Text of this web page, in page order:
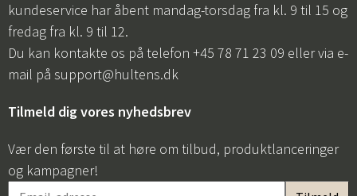
kundeservice har åbent mandag-torsdag fra kl. 9 til 15 og
fredag fra kl. 9 til 12.
Du kan kontakte os på telefon +45 78 71 23 09 eller via e-
mail på support@hultens.dk
Tilmeld dig vores nyhedsbrev
Vær den første til at høre om tilbud, produktlanceringer
og kampagner!